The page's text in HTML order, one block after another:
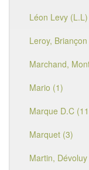
Léon Levy
Leroy,
Marchand,
Mario (1)
Marque D.C
Marquet (3)
Martin,